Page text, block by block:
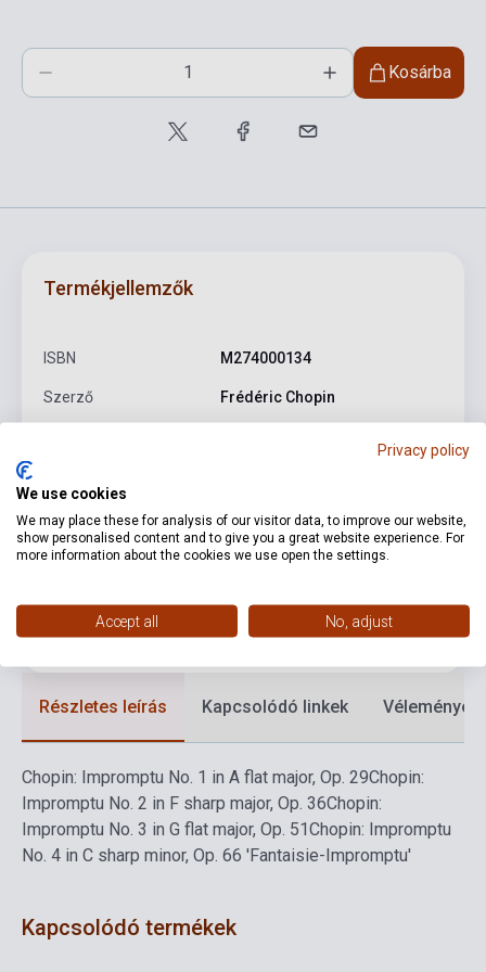
Kosárba
Termékjellemzők
ISBN M274000134
Szerző Frédéric Chopin
Kiadó PWM
Kiadási év 1949
Részletes leírás Kapcsolódó linkek Vélemények
Chopin: Impromptu No. 1 in A flat major, Op. 29Chopin:
Impromptu No. 2 in F sharp major, Op. 36Chopin:
Impromptu No. 3 in G flat major, Op. 51Chopin: Impromptu
No. 4 in C sharp minor, Op. 66 'Fantaisie-Impromptu'
Kapcsolódó termékek
Privacy policy
We use cookies
We may place these for analysis of our visitor data, to improve our website,
show personalised content and to give you a great website experience. For
more information about the cookies we use open the settings.
Accept all No, adjust